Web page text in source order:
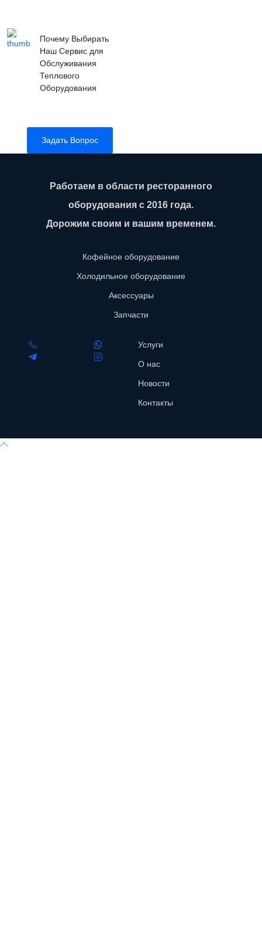
Почему Выбирать
Наш Сервис для
Обслуживания
Теплового
Оборудования
Задать Вопрос
Работаем в области ресторанного
оборудования с 2016 года.
Дорожим своим и вашим временем.
Кофейное оборудование
Холодильное оборудование
Аксессуары
Запчасти
Услуги
О нас
Новости
Контакты